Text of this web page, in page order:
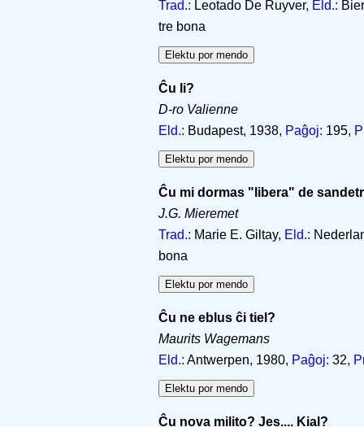
Trad.: Leotado De Ruyver, Eld.:
tre bona
Ĉu li?
D-ro Valienne
Eld.: Budapest, 1938, Paĝoj: 195,
Ĉu mi dormas "libera" de
J.G. Mieremet
Trad.: Marie E. Giltay, Eld.:
bona
Ĉu ne eblus ĉi tiel?
Maurits Wagemans
Eld.: Antwerpen, 1980, Paĝoj: 32,
Ĉu nova milito? Jes.... Kial?